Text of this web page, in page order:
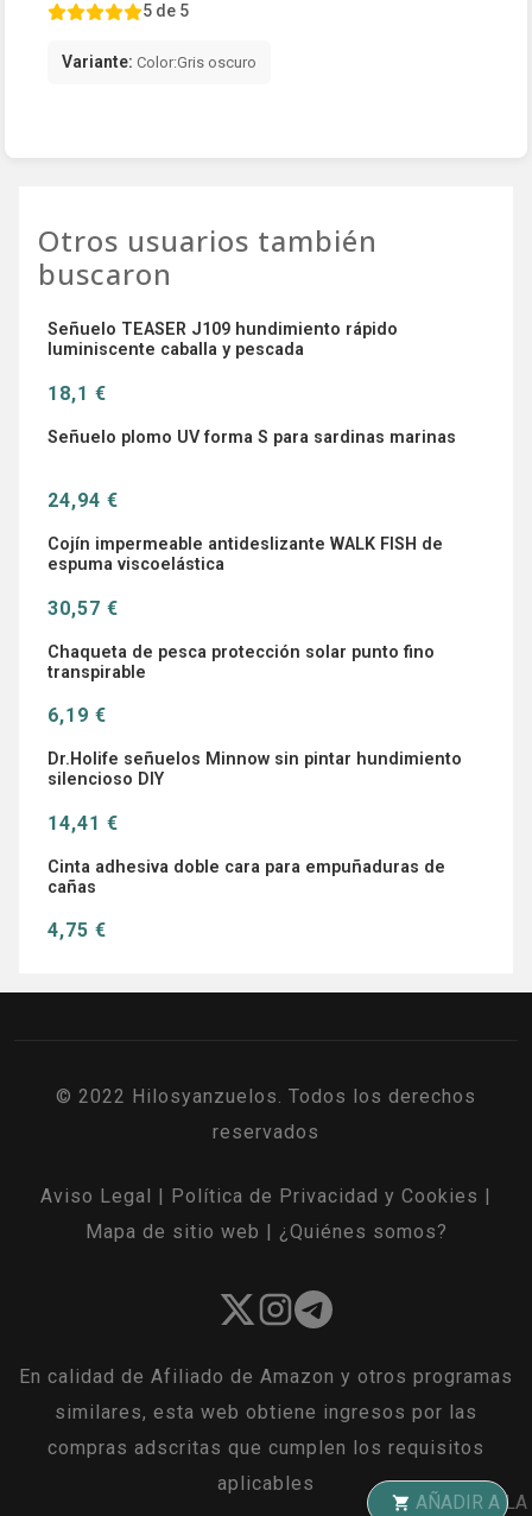
5 de 5
Variante: Color:Gris oscuro
Otros usuarios también
buscaron
Señuelo TEASER J109 hundimiento rápido
luminiscente caballa y pescada
18,1 €
Señuelo plomo UV forma S para sardinas marinas
24,94 €
Cojín impermeable antideslizante WALK FISH de
espuma viscoelástica
30,57 €
Chaqueta de pesca protección solar punto fino
transpirable
6,19 €
Dr.Holife señuelos Minnow sin pintar hundimiento
silencioso DIY
14,41 €
Cinta adhesiva doble cara para empuñaduras de
cañas
4,75 €
AÑADIR A LA CESTA
© 2022 Hilosyanzuelos. Todos los derechos
reservados
Aviso Legal Política de Privacidad y Cookies
Mapa de sitio web
¿Quiénes somos?
En calidad de Afiliado de Amazon y otros programas
similares, esta web obtiene ingresos por las
compras adscritas que cumplen los requisitos
aplicables